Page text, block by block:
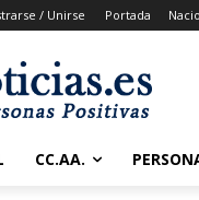
/ Unirse Portada
CC.AA.